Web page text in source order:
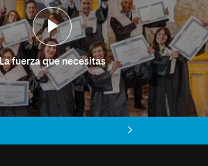
La fuerza que necesitas